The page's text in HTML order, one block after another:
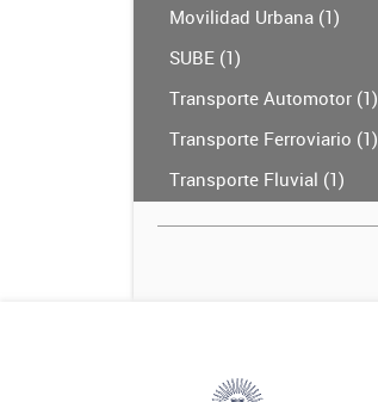
Movilidad Urbana (1)
SUBE (1)
Transporte Automotor (1)
Transporte Ferroviario (1)
Transporte Fluvial (1)